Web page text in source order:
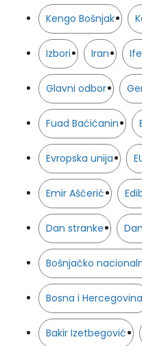
Kengo Bošnjak
Izbori Iran
Glavni odbor
Fuad Baćićanin
Evropska unija
Emir Ašćerić
Dan stranke
Bošnjačko
Bosna i Hercegovina
Bakir Izetbegović